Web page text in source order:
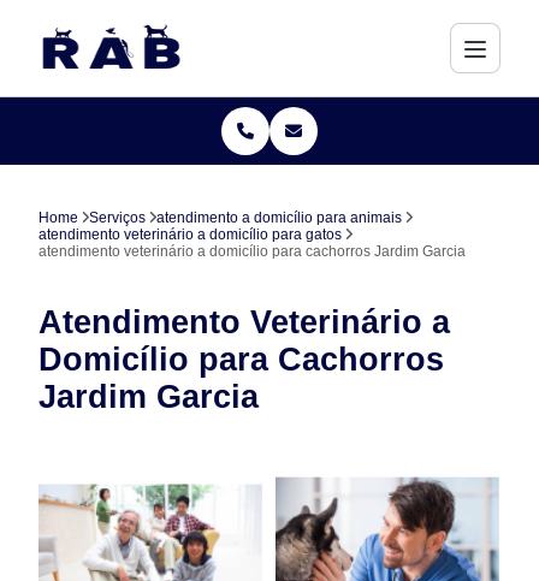
Home Serviços
atendimento a domicílio para animais
atendimento veterinário a domicílio para gatos
atendimento veterinário a domicílio para cachorros Jardim Garcia
Atendimento Veterinário a
Domicílio para Cachorros
Jardim Garcia